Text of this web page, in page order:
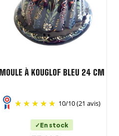
MOULE À KOUGLOF BLEU 24 CM
10/10(21 avis)
En stock